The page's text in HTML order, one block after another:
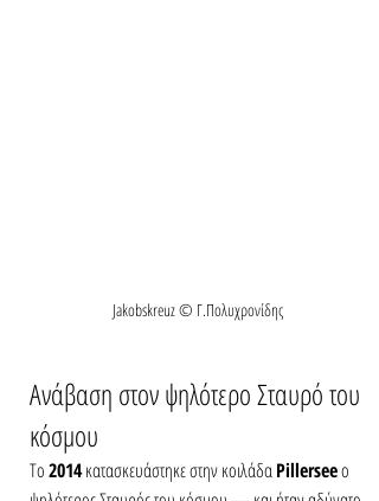
Jakobskreuz © Γ.Πολυχρονίδης
Ανάβαση στον ψηλότερο Σταυρό του
κόσμου
Το 2014 κατασκευάστηκε στην κοιλάδα Pillersee ο